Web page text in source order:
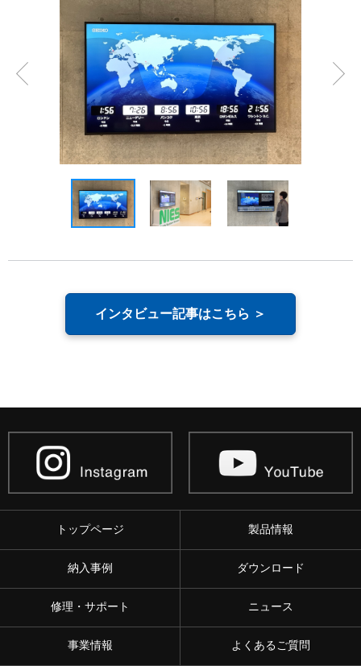
インタビュー記事はこちら ＞
トップページ 製品情報
納入事例 ダウンロード
修理・サポート ニュース
事業情報 よくあるご質問